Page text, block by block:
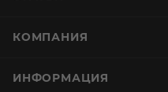
КОМПАНИЯ
ИНФОРМАЦИЯ